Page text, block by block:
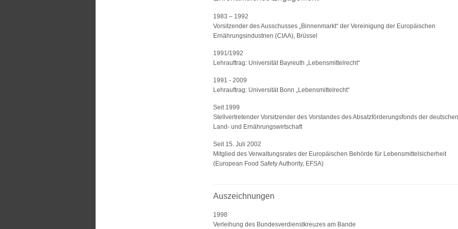
1983 – 1992
Vorsitzender des Ausschusses „Binnenmarkt“ der Vereinigung der Europäischen
Ernährungsindustrien (CIAA), Brüssel
1991/1992
Lehrauftrag: Universität Bayreuth „Lebensmittelrecht“
1991 - 2009
Lehrauftrag: Universität Bonn „Lebensmittelrecht“
Seit 1999
Stellvertretender Vorsitzender des Vorstandes des Absatzförderungsfonds der deutschen
Land- und Ernährungswirtschaft
Seit 15. Juli 2002
Mitglied des Verwaltungsrates der Europäischen Behörde für Lebensmittelsicherheit
(European Food Safety Authority, EFSA)
Auszeichnungen
1998
Verleihung des Bundesverdienstkreuzes am Bande